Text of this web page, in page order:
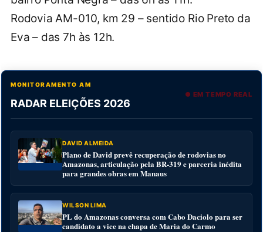
Rodovia AM-010, km 29 – sentido Rio Preto da
Eva – das 7h às 12h.
MONITORAMENTO AM
RADAR ELEIÇÕES 2026
● EM TEMPO REAL
DAVID ALMEIDA
Plano de David prevê recuperação de rodovias no
Amazonas, articulação pela BR-319 e parceria inédita
para grandes obras em Manaus
WILSON LIMA
PL do Amazonas conversa com Cabo Daciolo para ser
candidato a vice na chapa de Maria do Carmo